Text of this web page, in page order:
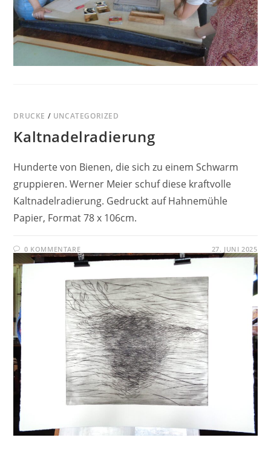
DRUCKE / UNCATEGORIZED
Kaltnadelradierung
Hunderte von Bienen, die sich zu einem Schwarm
gruppieren. Werner Meier schuf diese kraftvolle
Kaltnadelradierung. Gedruckt auf Hahnemühle
Papier, Format 78 x 106cm.
0 KOMMENTARE 27. JUNI 2025